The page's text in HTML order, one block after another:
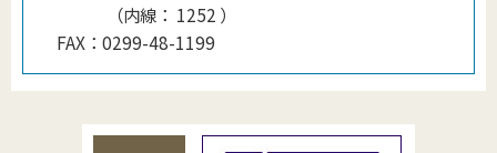
（内線 ： 1252 ）
FAX： 0299-48-1199